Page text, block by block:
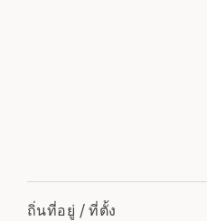
ถิ่นที่อยู่ / ที่ตั้ง